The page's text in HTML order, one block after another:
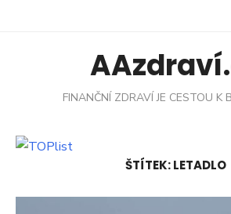
FINANČNÍ ZDRAVÍ JE CESTOU K
ŠTÍTEK:LETADLO